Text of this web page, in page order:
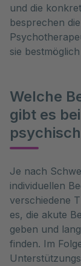
und die
besprechen
sie
Welche
gibt es
Je nach
individuellen
verschiedene
es, die akute
geben und
finden. Im